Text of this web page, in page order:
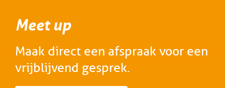
Meet up
Maak direct een afspraak voor een
vrijblijvend gesprek.